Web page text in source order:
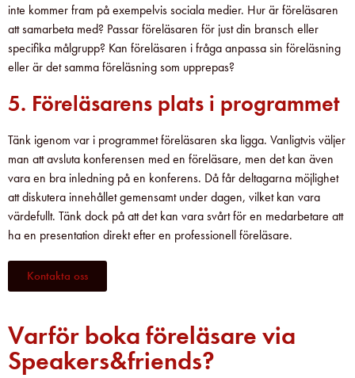
inte kommer fram på exempelvis sociala medier. Hur är föreläsaren
att samarbeta med? Passar föreläsaren för just din bransch eller
specifika målgrupp? Kan föreläsaren i fråga anpassa sin föreläsning
eller är det samma föreläsning som upprepas?
5. Föreläsarens plats i programmet
Tänk igenom var i programmet föreläsaren ska ligga. Vanligtvis väljer
man att avsluta konferensen med en föreläsare, men det kan även
vara en bra inledning på en konferens. Då får deltagarna möjlighet
att diskutera innehållet gemensamt under dagen, vilket kan vara
värdefullt. Tänk dock på att det kan vara svårt för en medarbetare att
ha en presentation direkt efter en professionell föreläsare.
Kontakta oss
Varför boka föreläsare via
Speakers&friends?